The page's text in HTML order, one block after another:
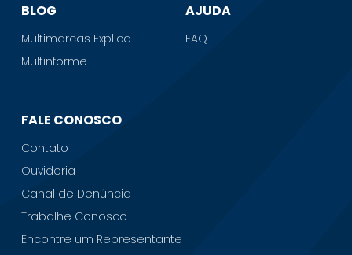
BLOG
Multimarcas Explica
Multinforme
AJUDA
FAQ
FALE CONOSCO
Contato
Ouvidoria
Canal de Denúncia
Trabalhe Conosco
Encontre um Representante